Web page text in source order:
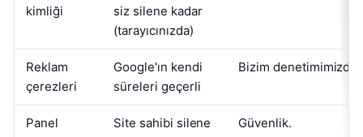
kimliği
siz silene kadar
(tarayıcınızda)
Reklam
çerezleri
Google'ın kendi
süreleri geçerli
Bizim denetimimizde
Panel
Site sahibi silene
Güvenlik.